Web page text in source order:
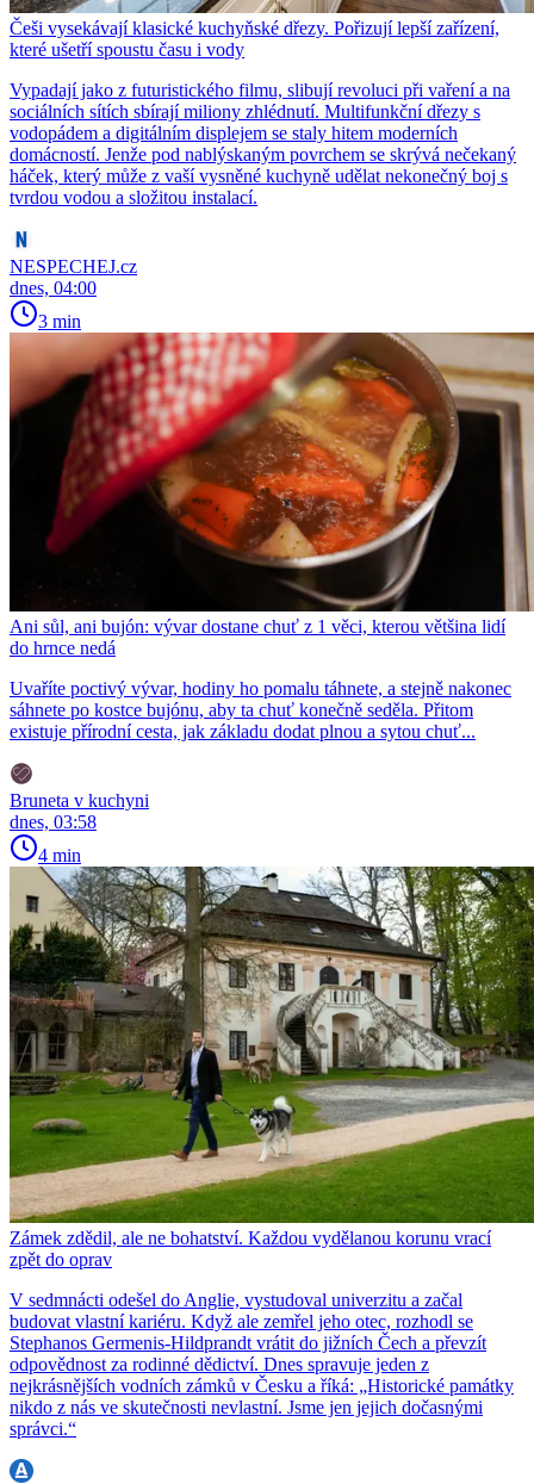
Češi vysekávají klasické kuchyňské dřezy. Pořizují lepší zařízení,
které ušetří spoustu času i vody
Vypadají jako z futuristického filmu, slibují revoluci při vaření a na
sociálních sítích sbírají miliony zhlédnutí. Multifunkční dřezy s
vodopádem a digitálním displejem se staly hitem moderních
domácností. Jenže pod nablýskaným povrchem se skrývá nečekaný
háček, který může z vaší vysněné kuchyně udělat nekonečný boj s
tvrdou vodou a složitou instalací.
NESPECHEJ.cz
dnes, 04:00
3 min
Ani sůl, ani bujón: vývar dostane chuť z 1 věci, kterou většina lidí
do hrnce nedá
Uvaříte poctivý vývar, hodiny ho pomalu táhnete, a stejně nakonec
sáhnete po kostce bujónu, aby ta chuť konečně seděla. Přitom
existuje přírodní cesta, jak základu dodat plnou a sytou chuť...
Bruneta v kuchyni
dnes, 03:58
4 min
Zámek zdědil, ale ne bohatství. Každou vydělanou korunu vrací
zpět do oprav
V sedmnácti odešel do Anglie, vystudoval univerzitu a začal
budovat vlastní kariéru. Když ale zemřel jeho otec, rozhodl se
Stephanos Germenis-Hildprandt vrátit do jižních Čech a převzít
odpovědnost za rodinné dědictví. Dnes spravuje jeden z
nejkrásnějších vodních zámků v Česku a říká: „Historické památky
nikdo z nás ve skutečnosti nevlastní. Jsme jen jejich dočasnými
správci.“